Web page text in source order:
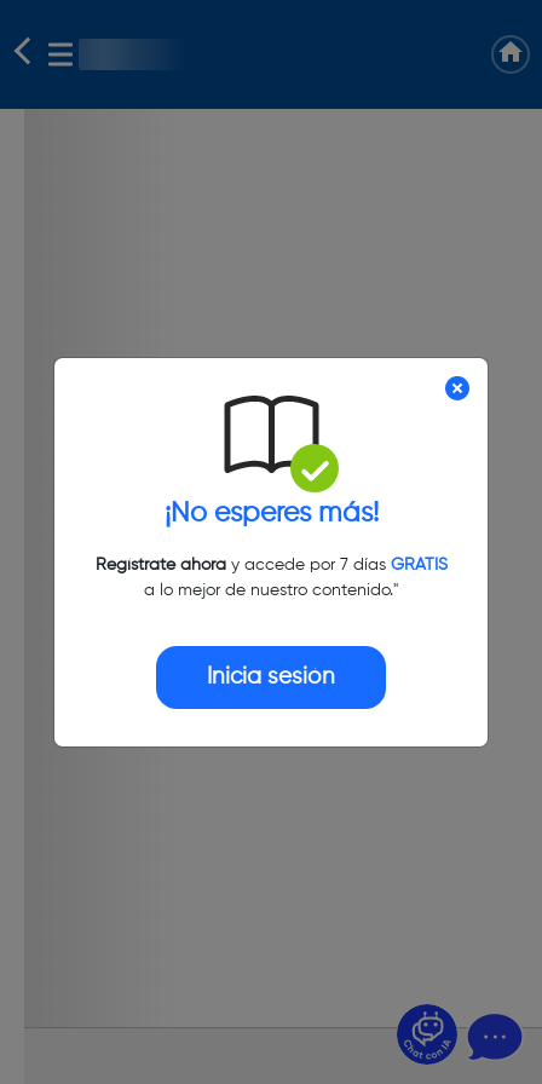
¡No esperes más!
Regístrate ahoray accede por 7 días GRATIS
a lo mejor de nuestro contenido."
Inicia sesión